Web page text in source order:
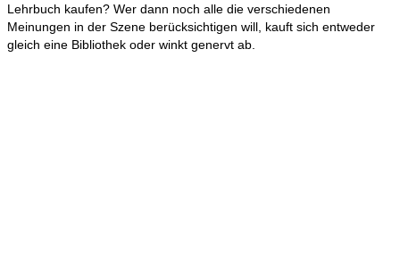
Lehrbuch kaufen? Wer dann noch alle die verschiedenen
Meinungen in der Szene berücksichtigen will, kauft sich entweder
gleich eine Bibliothek oder winkt genervt ab.